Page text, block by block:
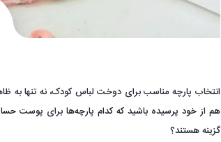
انتخاب پارچه مناسب برای دوخت لباس کودک، نه تنها به
هم از خود پرسیده باشید که کدام پارچه‌ها برای پوست
گزینه هستند؟